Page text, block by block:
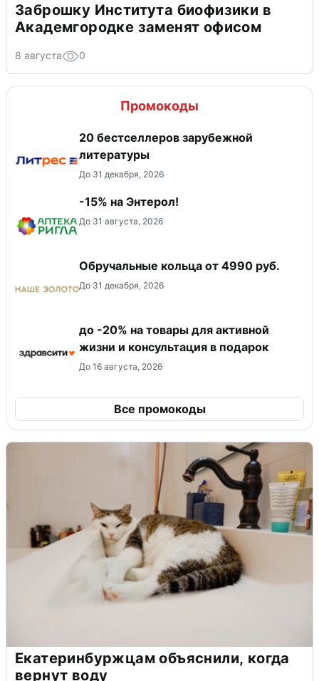
Заброшку Института биофизики в
Академгородке заменят офисом
8 августа 0
Промокоды
20 бестселлеров зарубежной
литературы
До 31 декабря, 2026
-15% на Энтерол!
До 31 августа, 2026
Обручальные кольца от 4990 руб.
До 31 декабря, 2026
до -20% на товары для активной
жизни и консультация в подарок
До 16 августа, 2026
Все промокоды
Екатеринбуржцам объяснили, когда
вернут воду